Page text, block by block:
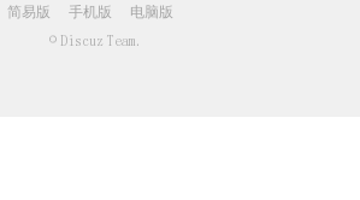
简易版
手机版
电脑版
© Discuz Team.